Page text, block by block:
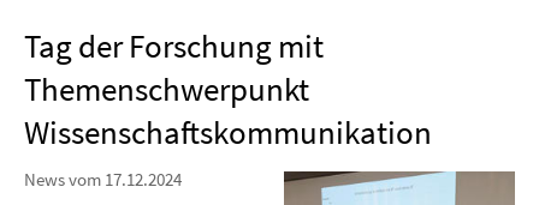
Tag der Forschung mit
Themenschwerpunkt
Wissenschaftskommunikation
News vom 17.12.2024